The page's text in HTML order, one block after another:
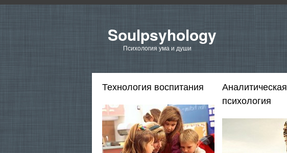
Soulpsyhology
Психология ума и души
Технология воспитания
Аналитическая
психология